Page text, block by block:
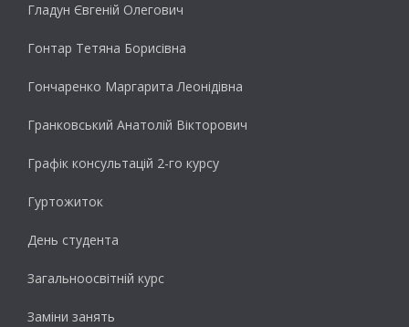
Гладун Євгеній Олегович
Гонтар Тетяна Борисівна
Гончаренко Маргарита Леонідівна
Гранковський Анатолій Вікторович
Графік консультацій 2-го курсу
Гуртожиток
День студента
Загальноосвітній курс
Заміни занять